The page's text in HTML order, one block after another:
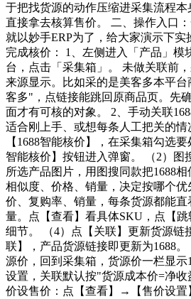
于把找货源的动作压缩进采集流程
直接拿去核算售价。 二、操作入口
就以妙手ERP为了，给大家演示下
完成核价： 1、左侧进入「产品」模
台，点击「采集箱」。 未做关联前
来源显示。比如采的是美客多本平
客多"，点链接能跳回原商品页。先
面才有可核的对象。 2、手动关联
适合刚上手、或想每条人工把关的情
【1688智能核价】，在采集箱勾选
智能核价】按钮进入弹窗。 （2）图
所选产品图片，用图搜同款把1688
相似度、价格、销量，决定按哪个
价、复购率、销量，每条货源都能
量。点【查看】看具体SKU，点【
细节。 （4）点【关联】更新货源链
联】，产品货源链接即更新为1688
源价，回到采集箱，货源价一栏显示
设置，关联默认按"货源成本价=净
价设售价：点【查看】→【售价设置